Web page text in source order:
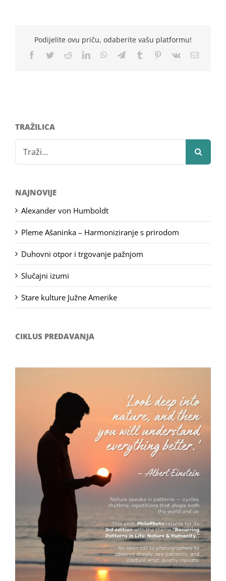
Podijelite ovu priču, odaberite vašu platformu!
Facebook
TwitterRedditLinkedInWhatsApp
TelegramTumblr Pinterest
Vk Email
TRAŽILICA
Search
for:
NAJNOVIJE
Alexander von Humboldt
Pleme Ašaninka – Harmoniziranje s prirodom
Duhovni otpor i trgovanje pažnjom
Slučajni izumi
Stare kulture Južne Amerike
CIKLUS PREDAVANJA